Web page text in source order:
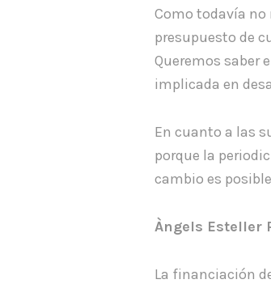
Como todavía no
presupuesto de
Queremos saber
implicada en
En cuanto a las
porque la
cambio es posible.
Àngels Esteller
La financiación